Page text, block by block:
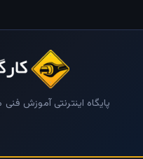
پایگاه اینترنتی آموزش